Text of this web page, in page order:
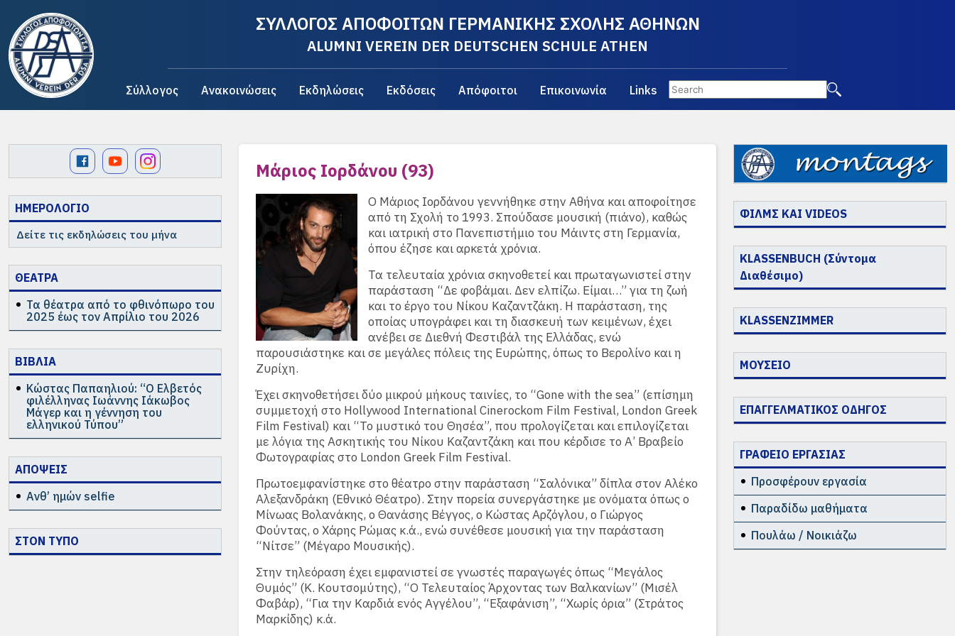
ΣΥΛΛΟΓΟΣ ΑΠΟΦΟΙΤΩΝ ΓΕΡΜΑΝΙΚΗΣ ΣΧΟΛΗΣ ΑΘΗΝΩΝ
ALUMNI VEREIN DER DEUTSCHEN SCHULE ATHEN
Σύλλογος Ανακοινώσεις Εκδηλώσεις Εκδόσεις Απόφοιτοι Επικοινωνία Links
ΗΜΕΡΟΛΟΓΙΟ
Δείτε τις εκδηλώσεις του μήνα
ΘΕΑΤΡΑ
Τα θέατρα από το φθινόπωρο του
2025 έως τον Απρίλιο του 2026
ΒΙΒΛΙΑ
Κώστας Παπαηλιού: “Ο Ελβετός
φιλέλληνας Ιωάννης Ιάκωβος
Μάγερ και η γέννηση του
ελληνικού Τύπου”
ΑΠΟΨΕΙΣ
Ανθ’ ημών selfie
ΣΤΟΝ ΤΥΠΟ
Μάριος Ιορδάνου (93)
Ο Μάριος Ιορδάνου γεννήθηκε στην Αθήνα και αποφοίτησε
από τη Σχολή το 1993. Σπούδασε μουσική (πιάνο), καθώς
και ιατρική στο Πανεπιστήμιο του Μάιντς στη Γερμανία,
όπου έζησε και αρκετά χρόνια.
Τα τελευταία χρόνια σκηνοθετεί και πρωταγωνιστεί στην
παράσταση “Δε φοβάμαι. Δεν ελπίζω. Είμαι…” για τη ζωή
και το έργο του Νίκου Καζαντζάκη. Η παράσταση, της
οποίας υπογράφει και τη διασκευή των κειμένων, έχει
ανέβει σε Διεθνή Φεστιβάλ της Ελλάδας, ενώ
παρουσιάστηκε και σε μεγάλες πόλεις της Ευρώπης, όπως το Βερολίνο και η
Ζυρίχη.
Έχει σκηνοθετήσει δύο μικρού μήκους ταινίες, το “Gone with the sea” (επίσημη
συμμετοχή στο Hollywood International Cinerockom Film Festival, London Greek
Film Festival) και “Το μυστικό του Θησέα”, που προλογίζεται και επιλογίζεται
με λόγια της Ασκητικής του Νίκου Καζαντζάκη και που κέρδισε το Α’ Βραβείο
Φωτογραφίας στο London Greek Film Festival.
Πρωτοεμφανίστηκε στο θέατρο στην παράσταση “Σαλόνικα” δίπλα στον Αλέκο
Αλεξανδράκη (Εθνικό Θέατρο). Στην πορεία συνεργάστηκε με ονόματα όπως ο
Μίνωας Βολανάκης, ο Θανάσης Βέγγος, ο Κώστας Αρζόγλου, ο Γιώργος
Φούντας, ο Χάρης Ρώμας κ.ά., ενώ συνέθεσε μουσική για την παράσταση
“Νίτσε” (Μέγαρο Μουσικής).
Στην τηλεόραση έχει εμφανιστεί σε γνωστές παραγωγές όπως “Μεγάλος
Θυμός” (Κ. Κουτσομύτης), “Ο Τελευταίος Άρχοντας των Βαλκανίων” (Μισέλ
Φαβάρ), “Για την Καρδιά ενός Αγγέλου”, “Εξαφάνιση”, “Χωρίς όρια” (Στράτος
Μαρκίδης) κ.ά.
ΦΙΛΜΣ ΚΑΙ VIDEOS
KLASSENBUCH (Σύντομα
Διαθέσιμο)
KLASSENZIMMER
ΜΟΥΣΕΙΟ
ΕΠΑΓΓΕΛΜΑΤΙΚΟΣ ΟΔΗΓΟΣ
ΓΡΑΦΕΙΟ ΕΡΓΑΣΙΑΣ
Προσφέρουν εργασία
Παραδίδω μαθήματα
Πουλάω / Νοικιάζω